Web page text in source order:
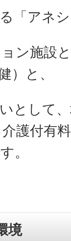
「アネ
ン施設
）と、
として
護付有
。
境